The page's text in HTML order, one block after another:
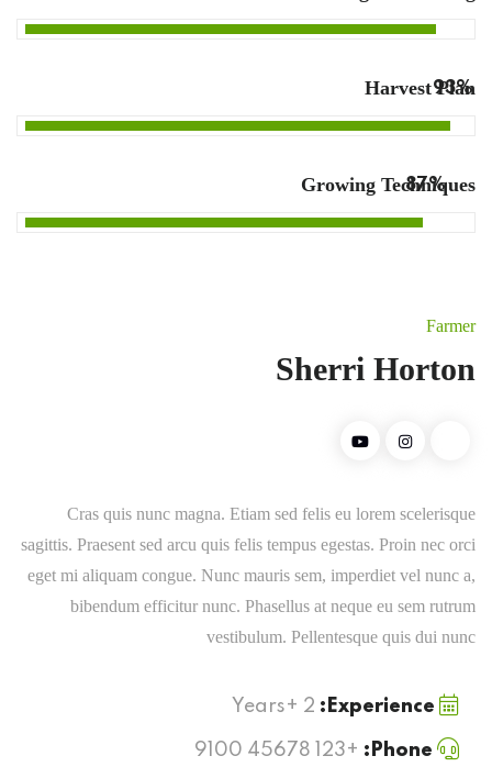
Harvest Plan
93%
Growing Techniques
87%
Farmer
Sherri Horton
Cras quis nunc magna. Etiam sed felis eu lorem scelerisque
sagittis. Praesent sed arcu quis felis tempus egestas. Proin nec orci
eget mi aliquam congue. Nunc mauris sem, imperdiet vel nunc a,
bibendum efficitur nunc. Phasellus at neque eu sem rutrum
vestibulum. Pellentesque quis dui nunc
Experience:
Phone:
+123 45678 9100